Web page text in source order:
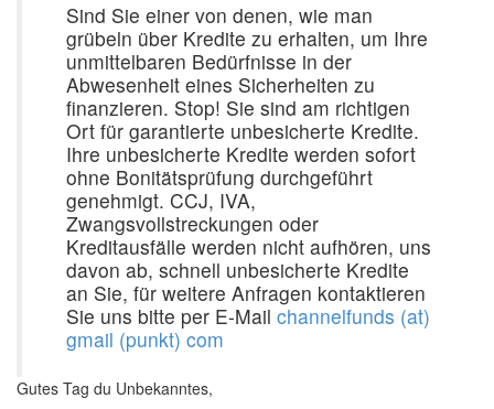
Sind Sie einer von denen, wie man
grübeln über Kredite zu erhalten, um Ihre
unmittelbaren Bedürfnisse in der
Abwesenheit eines Sicherheiten zu
finanzieren. Stop! Sie sind am richtigen
Ort für garantierte unbesicherte Kredite.
Ihre unbesicherte Kredite werden sofort
ohne Bonitätsprüfung durchgeführt
genehmigt. CCJ, IVA,
Zwangsvollstreckungen oder
Kreditausfälle werden nicht aufhören, uns
davon ab, schnell unbesicherte Kredite
an Sie, für weitere Anfragen kontaktieren
Sie uns bitte per E-Mail channelfunds (at)
gmail (punkt) com
Gutes Tag du Unbekanntes,